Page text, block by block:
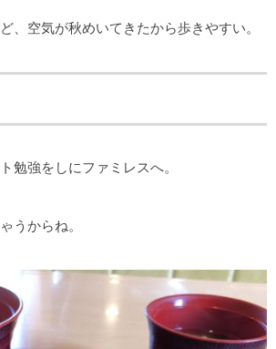
、空気が秋めいてきたから歩きやすい。
勉強をしにファミレスへ。
うからね。